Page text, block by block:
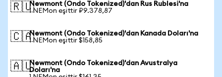
🇷🇺Newmont (Ondo Tokenized)'dan Rus Rublesi'na
1 NEMon eşittir ₽9.378,87
🇨🇦Newmont (Ondo Tokenized)'dan Kanada Doları'na
1 NEMon eşittir $158,85
🇦🇺Newmont (Ondo Tokenized)'dan Avustralya
Doları'na